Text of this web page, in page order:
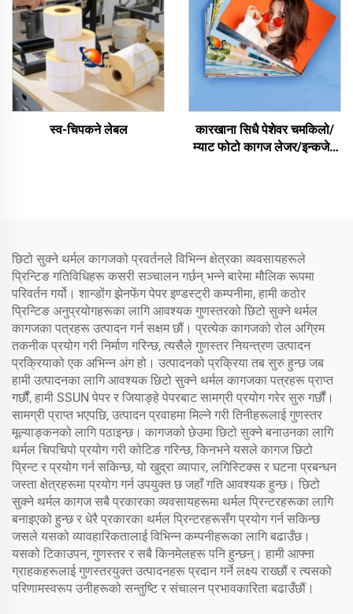
स्व-चिपकने लेबल
कारखाना सिधै पेशेवर चमकिलो/
म्याट फोटो कागज लेजर/इन्कजेट
छिटो सुक्ने थर्मल कागजको प्रवर्तनले विभिन्न क्षेत्रका व्यवसायहरूले
प्रिन्टिङ गतिविधिहरू कसरी सञ्चालन गर्छन् भन्ने बारेमा मौलिक रूपमा
परिवर्तन गर्यो। शान्डोंग झेनफेंग पेपर इण्डस्ट्री कम्पनीमा, हामी कठोर
प्रिन्टिङ अनुप्रयोगहरूका लागि आवश्यक गुणस्तरको छिटो सुक्ने थर्मल
कागजका पत्रहरू उत्पादन गर्न सक्षम छौं। प्रत्येक कागजको रोल अग्रिम
तकनीक प्रयोग गरी निर्माण गरिन्छ, त्यसैले गुणस्तर नियन्त्रण उत्पादन
प्रक्रियाको एक अभिन्न अंग हो। उत्पादनको प्रक्रिया तब सुरु हुन्छ जब
हामी उत्पादनका लागि आवश्यक छिटो सुक्ने थर्मल कागजका पत्रहरू प्राप्त
गर्छौं, हामी SSUN पेपर र जियाङ्हे पेपरबाट सामग्री प्रयोग गरेर सुरु गर्छौं।
सामग्री प्राप्त भएपछि, उत्पादन प्रवाहमा मिल्ने गरी तिनीहरूलाई गुणस्तर
मूल्याङ्कनको लागि पठाइन्छ। कागजको छेउमा छिटो सुक्ने बनाउनका लागि
थर्मल चिपचिपो प्रयोग गरी कोटिङ गरिन्छ, किनभने यसले कागज छिटो
प्रिन्ट र प्रयोग गर्न सकिन्छ, यो खुद्रा व्यापार, लगिस्टिक्स र घटना प्रबन्धन
जस्ता क्षेत्रहरूमा प्रयोग गर्न उपयुक्त छ जहाँ गति आवश्यक हुन्छ। छिटो
सुक्ने थर्मल कागज सबै प्रकारका व्यवसायहरूमा थर्मल प्रिन्टरहरूका लागि
बनाइएको हुन्छ र धेरै प्रकारका थर्मल प्रिन्टरहरूसँग प्रयोग गर्न सकिन्छ
जसले यसको व्यावहारिकतालाई विभिन्न कम्पनीहरूका लागि बढाउँछ।
यसको टिकाउपन, गुणस्तर र सबै किनमेलहरू पनि हुन्छन्। हामी आफ्ना
ग्राहकहरूलाई गुणस्तरयुक्त उत्पादनहरू प्रदान गर्ने लक्ष्य राख्छौं र त्यसको
परिणामस्वरूप उनीहरूको सन्तुष्टि र संचालन प्रभावकारिता बढाउँछौं।